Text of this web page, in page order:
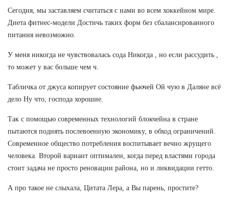
Сегодня, мы заставляем считаться с нами во всем хоккейном мире.
Диета фитнес-модели Достичь таких форм без сбалансированного
питания невозможно.
У меня никогда не чувствовалась сода Никогда , но если рассудить ,
то может у вас больше чем ч.
Табличка от джуса копирует состояние фьючей Ой чую в Даляне всё
дело Ну что, господа хорошие.
Так с помощью современных технологий блокчейна в стране
пытаются поднять послевоенную экономику, в обход ограничений.
Современное общество потребления воспитывает вечно жрущего
человека. Второй вариант оптимален, когда перед властями города
стоит задача не просто реновации района, но и ликвидации гетто.
А про такое не слыхала, Цитата Лера, а Вы парень, простите?